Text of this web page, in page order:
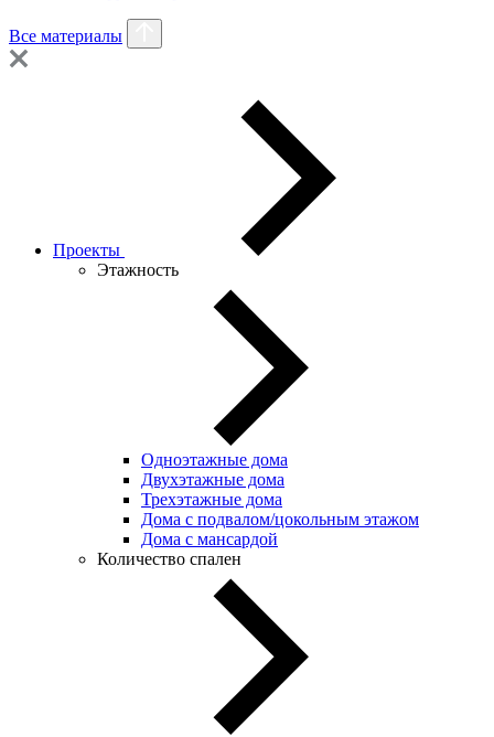
Все материалы
Проекты
Этажность
Одноэтажные дома
Двухэтажные дома
Трехэтажные дома
Дома с подвалом/цокольным этажом
Дома с мансардой
Количество спален